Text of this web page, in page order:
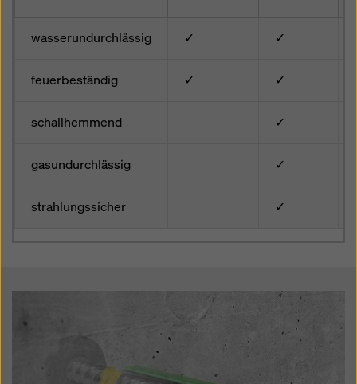
wasserundurchlässig ✓ ✓
feuerbeständig ✓ ✓
schallhemmend ✓
gasundurchlässig ✓
strahlungssicher ✓